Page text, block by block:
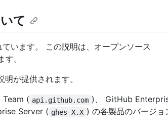
て
います。 この説明は、オープンソース
。
が提供されます。
( api.github.com )、 GitHub
Server ( ghes-X.X ) の各製品のバージョ